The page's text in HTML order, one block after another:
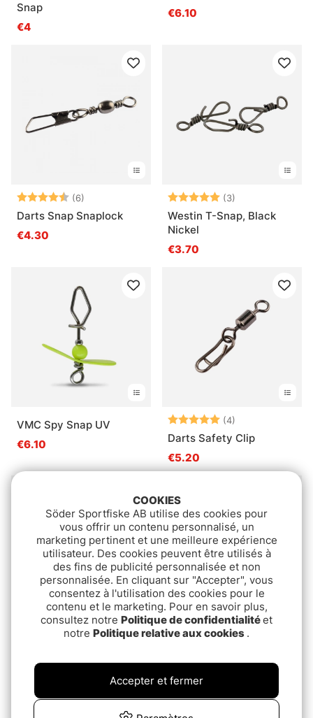
Snap
€4
€6.10
Note: (6)
Darts Snap Snaplock
€4.30
Note: (3)
Westin T-Snap, Black
Nickel
€3.70
VMC Spy Snap UV
€6.10
Note: (4)
Darts Safety Clip
€5.20
Svartzonker Cross Lock
pd.€3.10
Molix V Tournament
€4.30
COOKIES
Söder Sportfiske AB utilise des cookies pour
vous offrir un contenu personnalisé, un
marketing pertinent et une meilleure expérience
utilisateur. Des cookies peuvent être utilisés à
des fins de publicité personnalisée et non
personnalisée. En cliquant sur "Accepter", vous
consentez à l'utilisation des cookies pour le
contenu et le marketing. Pour en savoir plus,
consultez notre Politique de confidentialitéet
notre Politique relative aux cookies .
Accepter et fermer